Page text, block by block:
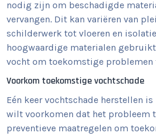
nodig zijn om beschadigde
vervangen. Dit kan variëren van
schilderwerk tot vloeren en
hoogwaardige materialen
vocht om toekomstige problemen
Voorkom toekomstige vochtschade
Eén keer vochtschade herstellen
wilt voorkomen dat het probleem
preventieve maatregelen om